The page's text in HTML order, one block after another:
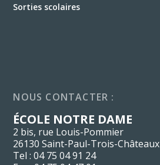
Sorties scolaires
NOUS CONTACTER :
ÉCOLE NOTRE DAME
2 bis, rue Louis-Pommier
26130 Saint-Paul-Trois-Châteaux
Tel : 04 75 04 91 24